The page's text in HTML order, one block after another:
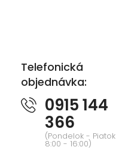
Telefonická
objednávka:
0915 144
366
(Pondelok - Piatok
8:00 - 16:00)